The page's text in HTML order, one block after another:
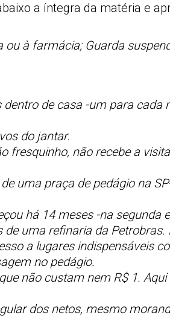
a íntegra da matéria e
ou à farmácia; Guarda
de casa -um para cada
do jantar.
não recebe a
uma praça de pedágio na
há 14 meses -na segunda
uma refinaria da
a lugares indispensáveis
no pedágio.
não custam nem R$ 1.
dos netos, mesmo